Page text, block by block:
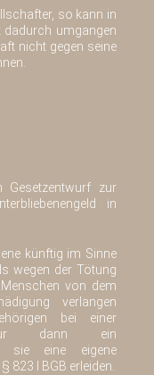
so kann in
dadurch umgangen
nicht gegen seine
Gesetzentwurf zur
in
künftig im Sinne
wegen der Tötung
von dem
verlangen
bei einer
nur dann ein
sie eine eigene
823 I BGB erleiden.